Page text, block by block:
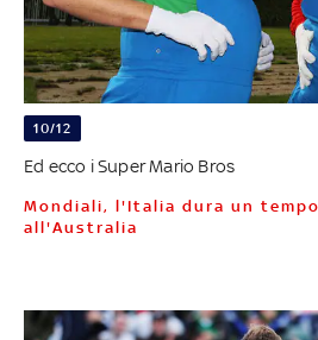
10/12
Ed ecco i Super Mario Bros
Mondiali, l'Italia dura un tempo. Poi cede
all'Australia